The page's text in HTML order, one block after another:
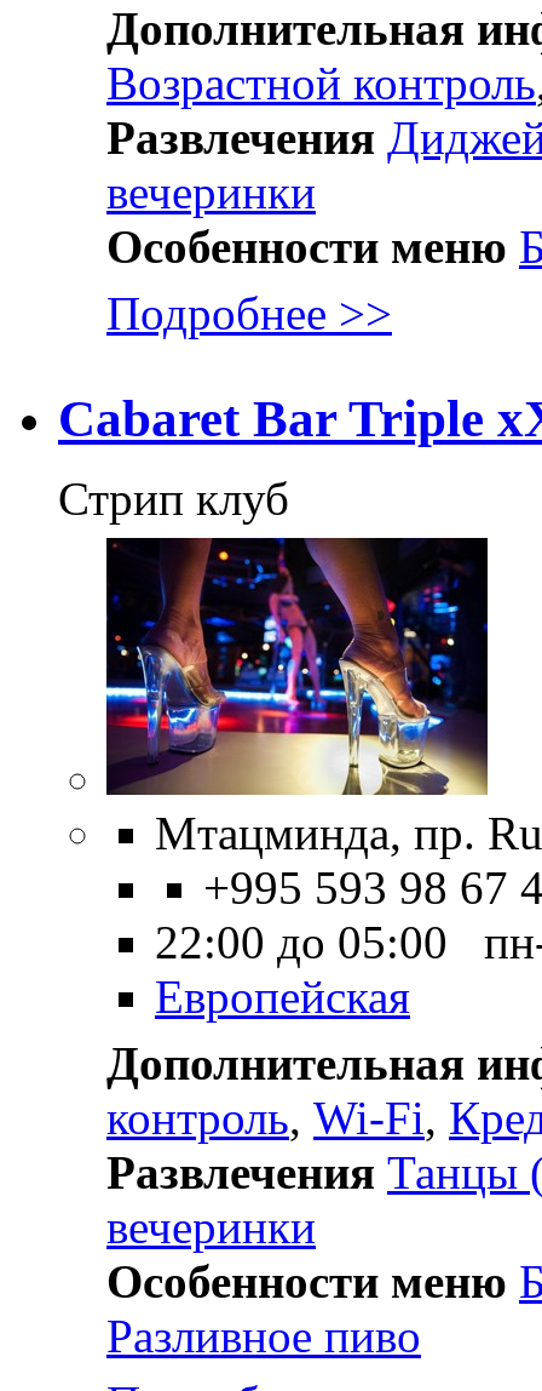
Дополнительная
Возрастной контроль
Развлечения
вечеринки
Особенности меню
Подробнее >>
Cabaret Bar Triple
Стрип клуб
Мтацминда, пр.
+995 593 98 67
22:00 до 05:00
Европейская
Дополнительная
контроль, Wi-Fi,
Развлечения Танцы
вечеринки
Особенности меню
Разливное пиво